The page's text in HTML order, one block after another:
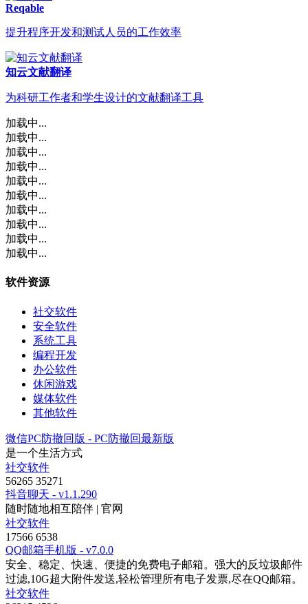
Reqable
提升程序开发和测试人员的工作效率
知云文献翻译
为科研工作者和学生设计的文献翻译工具
加载中...
加载中...
加载中...
加载中...
加载中...
加载中...
加载中...
加载中...
加载中...
加载中...
软件资源
社交软件
安全软件
系统工具
编程开发
办公软件
休闲游戏
媒体软件
其他软件
微信PC防撤回版 - PC防撤回最新版
是一个生活方式
社交软件
56265 35271
抖音聊天 - v1.1.290
随时随地相互陪伴 | 官网
社交软件
17566 6538
QQ邮箱手机版 - v7.0.0
安全、稳定、快速、便捷的免费电子邮箱。强大的反垃圾邮件
过滤,10G超大附件发送,轻松管理所有电子发票,尽在QQ邮箱。
社交软件